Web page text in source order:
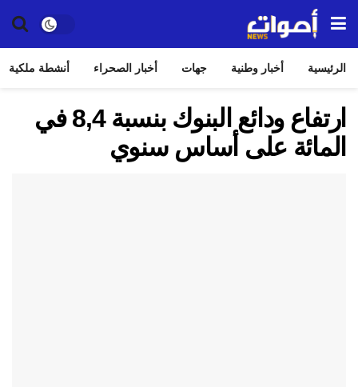
الرئيسية أخبار وطنية جهات أخبار الصحراء أنشطة ملكية
ارتفاع ودائع البنوك بنسبة 8,4 في
المائة على أساس سنوي